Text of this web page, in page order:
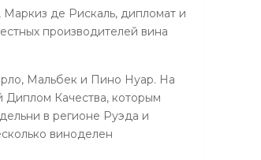
де Рискаль, дипломат и
производителей вина
Мальбек и Пино Нуар. На
Диплом Качества, которым
в регионе Руэда и
виноделен